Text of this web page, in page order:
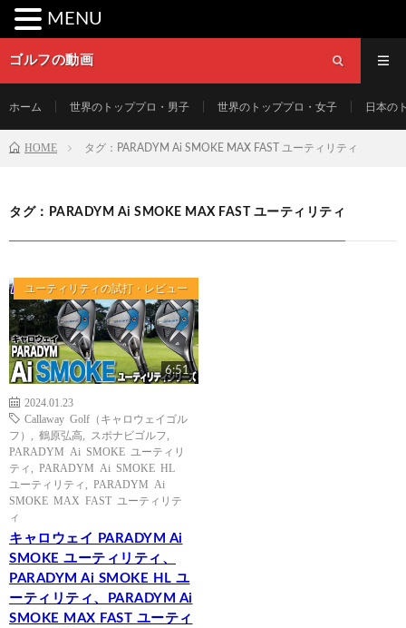
ゴルフの動画
ホーム 世界のトッププロ・男子 世界のトッププロ・女子 日本の
HOME タグ：PARADYM Ai SMOKE MAX FAST ユーティリティ
タグ：PARADYM Ai SMOKE MAX FAST ユーティリティ
ユーティリティの試打・レビュー
6:51
2024.01.23
Callaway Golf（キャロウェイゴル
フ）
鶴原弘高 スポナビゴルフ
PARADYM Ai SMOKE ユーティリ
ティ
PARADYM Ai SMOKE HL
ユーティリティ
PARADYM Ai
SMOKE MAX FAST ユーティリテ
ィ
キャロウェイ PARADYM Ai
SMOKE ユーティリティ、
PARADYM Ai SMOKE HL ユ
ーティリティ、PARADYM Ai
SMOKE MAX FAST ユーティ
MENU